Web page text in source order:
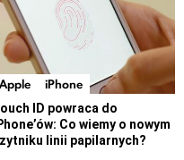
Apple iPhone
ID powraca do
Co wiemy o nowym
linii papilarnych?